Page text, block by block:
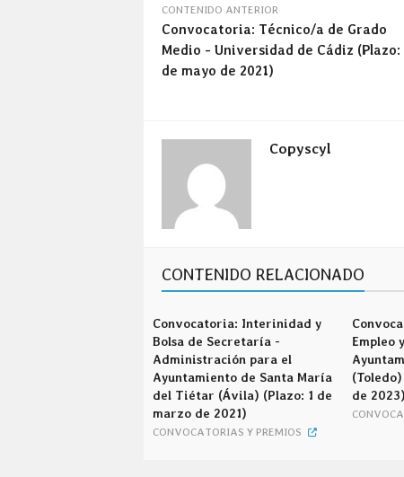
CONTENIDO ANTERIOR
Convocatoria: Técnico/a de Grado
Medio - Universidad de Cádiz (Plazo:
de mayo de 2021)
Copyscyl
CONTENIDO RELACIONADO
Convocatoria: Interinidad y
Bolsa de Secretaría -
Administración para el
Ayuntamiento de Santa María
del Tiétar (Ávila) (Plazo: 1 de
marzo de 2021)
CONVOCATORIAS Y PREMIOS
Empleo
de 2023)